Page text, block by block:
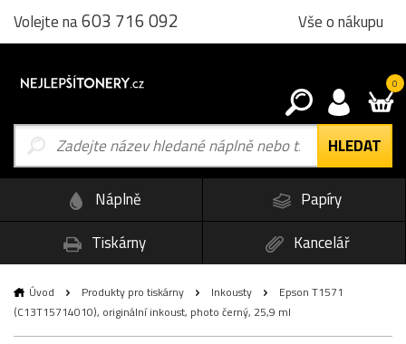
Volejte na603 716 092 Vše o nákupu
0
Náplně
Papíry
Tiskárny
Kancelář
Úvod Produkty pro tiskárny Inkousty
Epson T1571
(C13T15714010), originální inkoust, photo černý, 25,9 ml